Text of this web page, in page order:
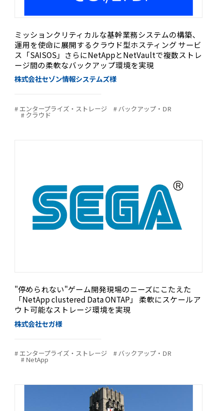
ミッションクリティカルな基幹業務システムの構築、
運用を使命に展開するクラウド型ホスティング サービ
ス「SAISOS」さらにNetAppとNetVaultで複数ストレ
ージ間の柔軟なバックアップ環境を実現
株式会社セゾン情報システムズ様
# エンタープライズ・ストレージ # バックアップ・DR
# クラウド
"停められない"ゲーム開発現場のニーズにこたえた
「NetApp clustered Data ONTAP」 柔軟にスケールア
ウト可能なストレージ環境を実現
株式会社セガ様
# エンタープライズ・ストレージ # バックアップ・DR
# NetApp